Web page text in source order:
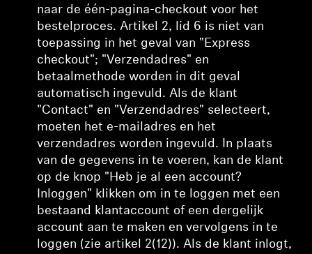
naar de één-pagina-checkout voor het
bestelproces. Artikel 2, lid 6 is niet van
toepassing in het geval van "Express
checkout"; "Verzendadres" en
betaalmethode worden in dit geval
automatisch ingevuld. Als de klant
"Contact" en "Verzendadres" selecteert,
moeten het e-mailadres en het
verzendadres worden ingevuld. In plaats
van de gegevens in te voeren, kan de klant
op de knop "Heb je al een account?
Inloggen" klikken om in te loggen met een
bestaand klantaccount of een dergelijk
account aan te maken en vervolgens in te
loggen (zie artikel 2(12)). Als de klant inlogt,